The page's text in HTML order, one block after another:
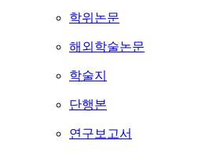
학위논문
해외학술논문
학술지
단행본
연구보고서